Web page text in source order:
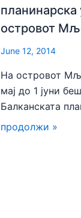
островот
June 12, 2014
На островот
мај до 1 јуни
Балканската
продолжи »